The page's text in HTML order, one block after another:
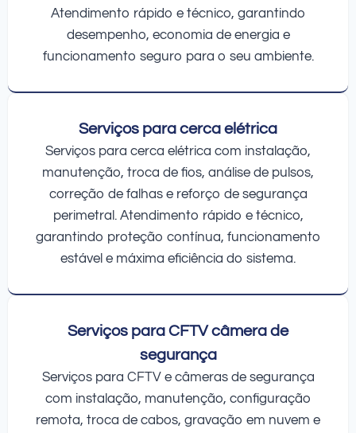
Atendimento rápido e técnico, garantindo
desempenho, economia de energia e
funcionamento seguro para o seu ambiente.
Serviços para cerca elétrica
Serviços para cerca elétrica com instalação,
manutenção, troca de fios, análise de pulsos,
correção de falhas e reforço de segurança
perimetral. Atendimento rápido e técnico,
garantindo proteção contínua, funcionamento
estável e máxima eficiência do sistema.
Serviços para CFTV câmera de
segurança
Serviços para CFTV e câmeras de segurança
com instalação, manutenção, configuração
remota, troca de cabos, gravação em nuvem e